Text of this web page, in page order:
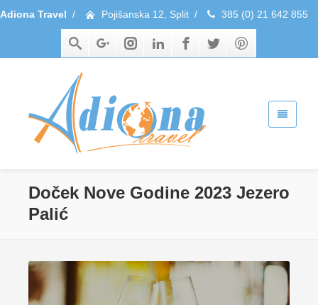
Adiona Travel / Pojišanska 12, Split / 385 (0) 21 642 855
Doček Nove Godine 2023 Jezero
Palić